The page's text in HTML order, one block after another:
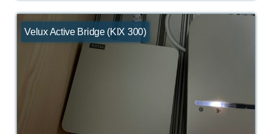
Velux Active Bridge (KIX 300)